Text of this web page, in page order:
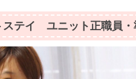
ステイ ユニット正職員・